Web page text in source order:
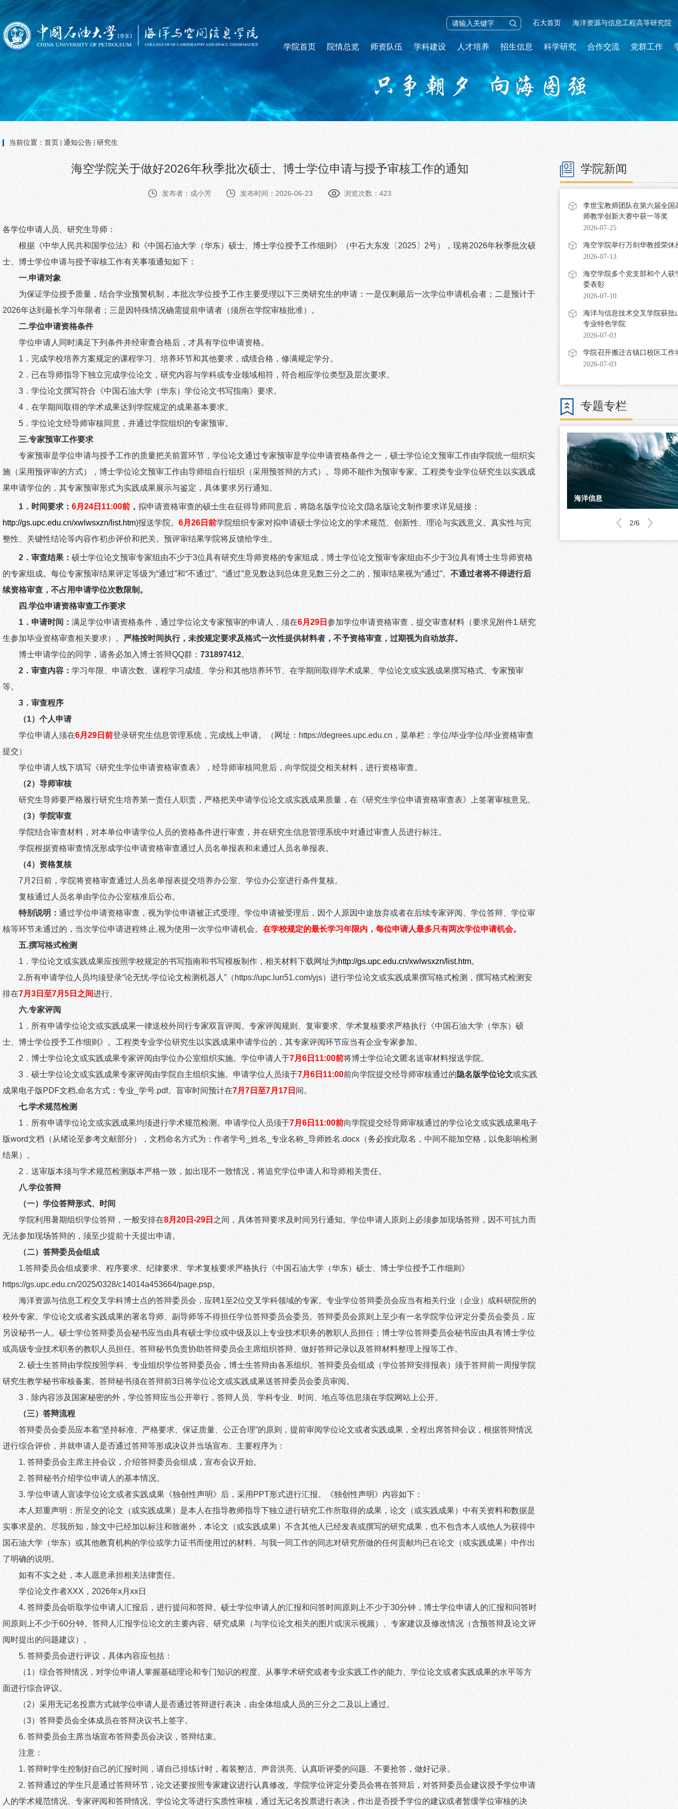
石大首页 海洋资源与信息工程高等研究院
学院首页 院情总览 师资队伍 学科建设 人才培养 招生信息 科学研究 合作交流 党群工作
当前位置： 首页 通知公告 研究生
海空学院关于做好2026年秋季批次硕士、博士学位申请与授予审核工作的通知
发布者：成小芳 发布时间：2026-06-23 浏览次数： 423
各学位申请人员、研究生导师：
根据《中华人民共和国学位法》和《中国石油大学（华东）硕士、博士学位授予工作细则》（中石大东发〔 2025〕 2号），现将2026年秋季批次硕
士、博士学位申请与授予审核工作有关事项通知如下：
一.申请对象
为保证学位授予质量，结合学业预警机制，本批次学位授予工作主要受理以下三类研究生的申请：一是仅剩最后一次学位申请机会者；二是预计于
2026年达到最长学习年限者；三是因特殊情况确需提前申请者（须所在学院审核批准）。
二.学位申请资格条件
学位申请人同时满足下列条件并经审查合格后，才具有学位申请资格。
1 ．完成学校培养方案规定的课程学习、培养环节和其他要求，成绩合格，修满规定学分。
2 ．已在导师指导下独立完成学位论文，研究内容与学科或专业领域相符，符合相应学位类型及层次要求。
3 ．学位论文撰写符合《中国石油大学（华东）学位论文书写指南》要求。
4 ．在学期间取得的学术成果达到学院规定的成果基本要求。
5 ．学位论文经导师审核同意，并通过学院组织的专家预审。
三.专家预审工作要求
专家预审是学位申请与授予工作的质量把关前置环节，学位论文通过专家预审是学位申请资格条件之一，硕士学位论文预审工作由学院统一组织实
施（采用预评审的方式），博士学位论文预审工作由导师组自行组织（采用预答辩的方式）。导师不能作为预审专家。工程类专业学位研究生以实践成
果申请学位的，其专家预审形式为实践成果展示与鉴定，具体要求另行通知。
1 ．时间要求： 6月 24 日 11:00前 ， 拟申请资格审查的硕士生在征得导师同意后，将隐名版学位论文(隐名版论文制作要求详见链接：
http://gs.upc.edu.cn/xwlwsxzn/list.htm)报送学院。 6月 26 日前学院组织专家对拟申请硕士学位论文的学术规范、创新性、理论与实践意义、真实性与完
整性、关键性结论等内容作初步评价和把关。预评审结果学院将反馈给学生。
2 ．审查结果： 硕士学位论文预审专家组由不少于3位具有研究生导师资格的专家组成，博士学位论文预审专家组由不少于3位具有博士生导师资格
的专家组成。每位专家预审结果评定等级为“通过”和“不通过”。“通过”意见数达到总体意见数三分之二的，预审结果视为“通过”。 不通过者将不得进行后
续资格审查，不占用申请学位次数限制。
四.学位申请资格审查工作要求
1 ．申请时间： 满足学位申请资格条件，通过学位论文专家预审的申请人，须在6月 29 日 参加学位申请资格审查，提交审查材料（要求见附件1.研究
生参加毕业资格审查相关要求）。 严格按时间执行，未按规定要求及格式一次性提供材料者，不予资格审查，过期视为自动放弃。
博士申请学位的同学，请务必加入博士答辩QQ群： 731897412。
2 ．审查内容： 学习年限、申请次数、课程学习成绩、学分和其他培养环节、在学期间取得学术成果、学位论文或实践成果撰写格式、专家预审
等。
3 ．审查程序
（1）个人申请
学位申请人须在6月 29 日前登录研究生信息管理系统，完成线上申请。（网址： https://degrees.upc.edu.cn ，菜单栏：学位/毕业学位/毕业资格审查
提交）
学位申请人线下填写《研究生学位申请资格审查表》，经导师审核同意后，向学院提交相关材料，进行资格审查。
（2）导师审核
研究生导师要严格履行研究生培养第一责任人职责，严格把关申请学位论文或实践成果质量，在《研究生学位申请资格审查表》上签署审核意见。
（3）学院审查
学院结合审查材料，对本单位申请学位人员的资格条件进行审查，并在研究生信息管理系统中对通过审查人员进行标注。
学院根据资格审查情况形成学位申请资格审查通过人员名单报表和未通过人员名单报表。
（4）资格复核
7月 2 日前，学院将资格审查通过人员名单报表提交培养办公室、学位办公室进行条件复核。
复核通过人员名单由学位办公室核准后公布。
特别说明： 通过学位申请资格审查，视为学位申请被正式受理。学位申请被受理后，因个人原因中途放弃或者在后续专家评阅、学位答辩、学位审
核等环节未通过的，当次学位申请进程终止,视为使用一次学位申请机会。 在学校规定的最长学习年限内，每位申请人最多只有两次学位申请机会。
五.撰写格式检测
1 ．学位论文或实践成果应按照学校规定的书写指南和书写模板制作，相关材料下载网址为http://gs.upc.edu.cn/xwlwsxzn/list.htm。
2.所有申请学位人员均须登录“论无忧-学位论文检测机器人”（ https://upc.lun51.com/yjs）进行学位论文或实践成果撰写格式检测，撰写格式检测安
排在7月 3 日至7月 5 日之间进行。
六.专家评阅
1 ．所有申请学位论文或实践成果一律送校外同行专家双盲评阅。专家评阅规则、复审要求、学术复核要求严格执行《中国石油大学（华东）硕
士、博士学位授予工作细则》。工程类专业学位研究生以实践成果申请学位的，其专家评阅环节应当有企业专家参加。
2 ．博士学位论文或实践成果专家评阅由学位办公室组织实施。学位申请人于7月 6 日 11:00前将博士学位论文匿名送审材料报送学院。
3 ．硕士学位论文或实践成果专家评阅由学院自主组织实施。申请学位人员须于7月 6 日 11:00前向学院提交经导师审核通过的隐名版学位论文或实践
成果电子版 PDF文档,命名方式：专业 学号.pdf。盲审时间预计在7月 7 日至7月 17 日 间。
七.学术规范检测
1 ．所有申请学位论文或实践成果均须进行学术规范检测。申请学位人员须于7月 6 日 11:00前向学院提交经导师审核通过的学位论文或实践成果电子
版word文档（从绪论至参考文献部分），文档命名方式为：作者学号 姓名 专业名称 导师姓名.docx （务必按此取名，中间不能加空格，以免影响检测
结果）。
2 ．送审版本须与学术规范检测版本严格一致，如出现不一致情况，将追究学位申请人和导师相关责任。
八.学位答辩
（一）学位答辩形式、时间
学院利用暑期组织学位答辩，一般安排在8月 20 日 -29 日 之间，具体答辩要求及时间另行通知。学位申请人原则上必须参加现场答辩，因不可抗力而
无法参加现场答辩的，须至少提前十天提出申请。
（二）答辩委员会组成
1.答辩委员会组成要求、程序要求、纪律要求、学术复核要求严格执行《中国石油大学（华东）硕士、博士学位授予工作细则》
https://gs.upc.edu.cn/2025/0328/c14014a453664/page.psp。
海洋资源与信息工程交叉学科博士点的答辩委员会，应聘1至2位交叉学科领域的专家。专业学位答辩委员会应当有相关行业（企业）或科研院所的
校外专家。学位论文或者实践成果的署名导师、副导师等不得担任学位答辩委员会委员。答辩委员会原则上至少有一名学院学位评定分委员会委员，应
另设秘书一人。硕士学位答辩委员会秘书应当由具有硕士学位或中级及以上专业技术职务的教职人员担任；博士学位答辩委员会秘书应由具有博士学位
或高级专业技术职务的教职人员担任。答辩秘书负责协助答辩委员会主席组织答辩、做好答辩记录以及答辩材料整理上报等工作。
2. 硕士生答辩由学院按照学科、专业组织学位答辩委员会，博士生答辩由各系组织。答辩委员会组成（学位答辩安排报表）须于答辩前一周报学院
研究生教学秘书审核备案。答辩秘书须在答辩前3日将学位论文或实践成果送答辩委员会委员审阅。
3 ．除内容涉及国家秘密的外，学位答辩应当公开举行，答辩人员、学科专业、时间、地点等信息须在学院网站上公开。
（三）答辩流程
答辩委员会委员应本着“坚持标准、严格要求、保证质量、公正合理”的原则，提前审阅学位论文或者实践成果，全程出席答辩会议，根据答辩情况
进行综合评价，并就申请人是否通过答辩等形成决议并当场宣布。主要程序为：
1. 答辩委员会主席主持会议，介绍答辩委员会组成，宣布会议开始。
2. 答辩秘书介绍学位申请人的基本情况。
3. 学位申请人宣读学位论文或者实践成果《独创性声明》后，采用 PPT形式进行汇报。《独创性声明》内容如下：
本人郑重声明：所呈交的论文（或实践成果）是本人在指导教师指导下独立进行研究工作所取得的成果，论文（或实践成果）中有关资料和数据是
实事求是的。尽我所知，除文中已经加以标注和致谢外，本论文（或实践成果）不含其他人已经发表或撰写的研究成果，也不包含本人或他人为获得中
国石油大学（华东）或其他教育机构的学位或学力证书而使用过的材料。与我一同工作的同志对研究所做的任何贡献均已在论文（或实践成果）中作出
了明确的说明。
如有不实之处，本人愿意承担相关法律责任。
学位论文作者XXX ， 2026年x月 xx日
4. 答辩委员会听取学位申请人汇报后，进行提问和答辩。 硕士学位申请人的汇报和问答时间原则上不少于30分钟，博士学位申请人的汇报和问答时
间原则上不少于60分钟。 答辩人汇报学位论文的主要内容、研究成果（与学位论文相关的图片或演示视频）、专家建议及修改情况（含预答辩及论文评
阅时提出的问题建议）
。
5. 答辩委员会进行评议，具体内容应包括：
（1）综合答辩情况，对学位申请人掌握基础理论和专门知识的程度、从事学术研究或者专业实践工作的能力、学位论文或者实践成果的水平等方
面进行综合评议。
（2）采用无记名投票方式就学位申请人是否通过答辩进行表决，由全体组成人员的三分之二及以上通过。
（3）答辩委员会全体成员在答辩决议书上签字。
6. 答辩委员会主席当场宣布答辩委员会决议，答辩结束。
注意：
1. 答辩时学生控制好自己的汇报时间，请自己排练计时，着装整洁、声音洪亮、认真听评委的问题、不要抢答，做好记录。
2. 答辩通过的学生只是通过答辩环节，论文还要按照专家建议进行认真修改。学院学位评定分委员会将在答辩后，对答辩委员会建议授予学位申请
人的学术规范情况、专家评阅和答辩情况、学位论文等进行实质性审核，通过无记名投票进行表决，作出是否授予学位的建议或者暂缓学位审核的决
学院新闻
李世宝教师团队在第六届全国
师教学创新大赛中获一等奖
2026-07-25
海空学院举行万剑华教授荣休
2026-07-13
海空学院多个党支部和个人获
委表彰
2026-07-10
海洋与信息技术交叉学院获批
专业特色学院
2026-07-03
学院召开搬迁古镇口校区工作
2026-07-03
专题专栏
不忘初心、牢记使命
海洋信息
海湖信息专委会
校友之家
师生风采
学院大事记
3/6